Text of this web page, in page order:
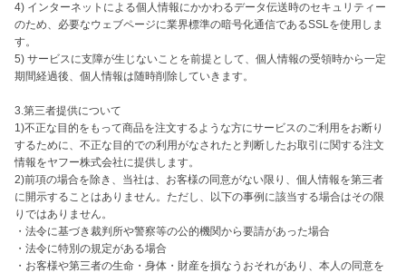
4) インターネットによる個人情報にかかわるデータ伝送時のセキュリティー
のため、必要なウェブページに業界標準の暗号化通信であるSSLを使用しま
す。
5) サービスに支障が生じないことを前提として、個人情報の受領時から一定
期間経過後、個人情報は随時削除していきます。
3.第三者提供について
1)不正な目的をもって商品を注文するような方にサービスのご利用をお断り
するために、不正な目的での利用がなされたと判断したお取引に関する注文
情報をヤフー株式会社に提供します。
2)前項の場合を除き、当社は、お客様の同意がない限り、個人情報を第三者
に開示することはありません。ただし、以下の事例に該当する場合はその限
りではありません。
・法令に基づき裁判所や警察等の公的機関から要請があった場合
・法令に特別の規定がある場合
・お客様や第三者の生命・身体・財産を損なうおそれがあり、本人の同意を